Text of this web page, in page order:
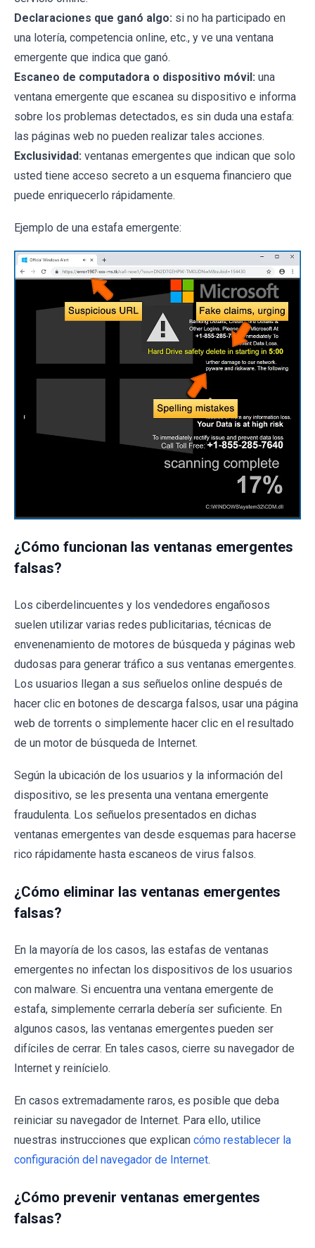
Declaraciones que ganó algo: si no ha participado en
una lotería, competencia online, etc., y ve una ventana
emergente que indica que ganó.
Escaneo de computadora o dispositivo móvil: una
ventana emergente que escanea su dispositivo e informa
sobre los problemas detectados, es sin duda una estafa:
las páginas web no pueden realizar tales acciones.
Exclusividad: ventanas emergentes que indican que solo
usted tiene acceso secreto a un esquema financiero que
puede enriquecerlo rápidamente.
Ejemplo de una estafa emergente:
¿Cómo funcionan las ventanas emergentes
falsas?
Los ciberdelincuentes y los vendedores engañosos
suelen utilizar varias redes publicitarias, técnicas de
envenenamiento de motores de búsqueda y páginas web
dudosas para generar tráfico a sus ventanas emergentes.
Los usuarios llegan a sus señuelos online después de
hacer clic en botones de descarga falsos, usar una página
web de torrents o simplemente hacer clic en el resultado
de un motor de búsqueda de Internet.
Según la ubicación de los usuarios y la información del
dispositivo, se les presenta una ventana emergente
fraudulenta. Los señuelos presentados en dichas
ventanas emergentes van desde esquemas para hacerse
rico rápidamente hasta escaneos de virus falsos.
¿Cómo eliminar las ventanas emergentes
falsas?
En la mayoría de los casos, las estafas de ventanas
emergentes no infectan los dispositivos de los usuarios
con malware. Si encuentra una ventana emergente de
estafa, simplemente cerrarla debería ser suficiente. En
algunos casos, las ventanas emergentes pueden ser
difíciles de cerrar. En tales casos, cierre su navegador de
Internet y reinícielo.
En casos extremadamente raros, es posible que deba
reiniciar su navegador de Internet. Para ello, utilice
nuestras instrucciones que explican cómo restablecer la
configuración del navegador de Internet.
¿Cómo prevenir ventanas emergentes
falsas?